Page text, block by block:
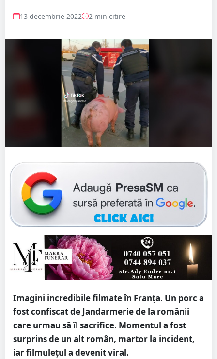
13 decembrie 2022 2 min citire
Imagini incredibile filmate în Franţa. Un porc a
fost confiscat de Jandarmerie de la românii
care urmau să îl sacrifice. Momentul a fost
surprins de un alt român, martor la incident,
iar filmuleţul a devenit viral.